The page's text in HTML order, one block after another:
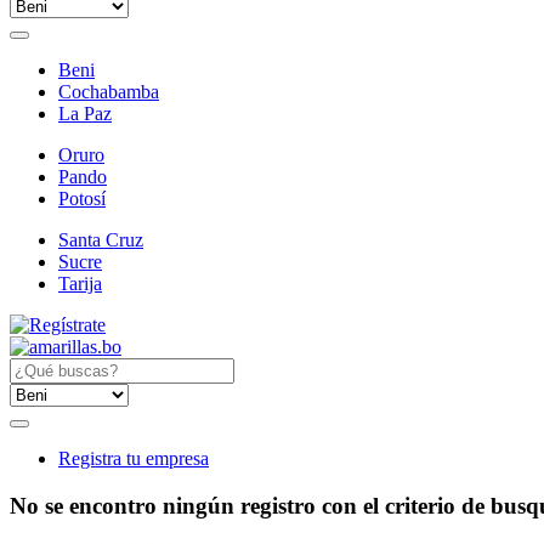
Beni
Cochabamba
La Paz
Oruro
Pando
Potosí
Santa Cruz
Sucre
Tarija
Registra tu empresa
No se encontro ningún registro con el criterio de